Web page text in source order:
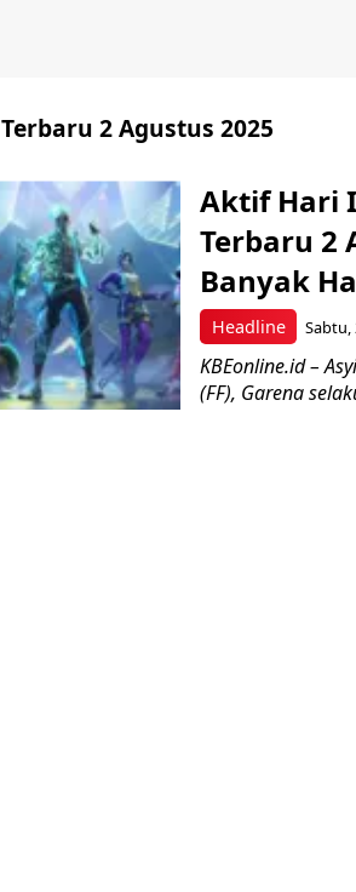
Terbaru 2 Agustus 2025
Headline
Aktif Hari
Terbaru 2
Banyak
Sabtu,
KBEonline.id –
(FF), Garena